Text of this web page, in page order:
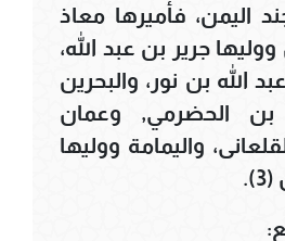
اليمن، فأميرها معاذ
جرير بن عبد الله،
الله بن نور، والبحرين
بن الحضرمي, وعمان
واليمامة ووليها